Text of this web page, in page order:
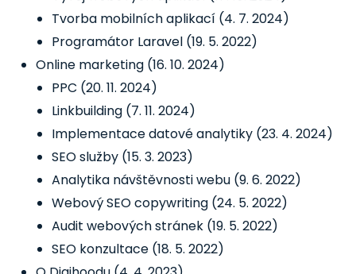
Tvorba mobilních aplikací (4. 7. 2024)
Programátor Laravel (19. 5. 2022)
Online marketing (16. 10. 2024)
PPC (20. 11. 2024)
Linkbuilding (7. 11. 2024)
Implementace datové analytiky (23. 4. 2024)
SEO služby (15. 3. 2023)
Analytika návštěvnosti webu (9. 6. 2022)
Webový SEO copywriting (24. 5. 2022)
Audit webových stránek (19. 5. 2022)
SEO konzultace (18. 5. 2022)